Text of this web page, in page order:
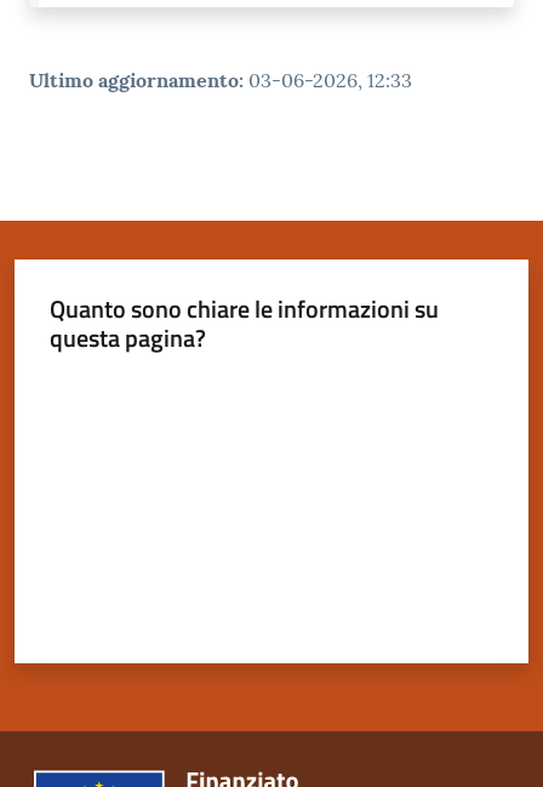
Ultimo aggiornamento: 03-06-2026, 12:33
Quanto sono chiare le informazioni su
questa pagina?